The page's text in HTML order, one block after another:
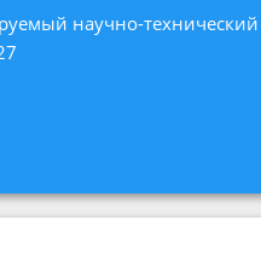
научно-технический